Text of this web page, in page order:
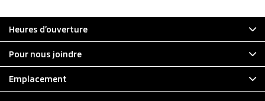
Heures d’ouverture
Pour nous joindre
Emplacement